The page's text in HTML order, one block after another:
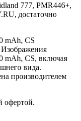
777, PMR446+,
достаточно
mAh, CS
mAh, CS, включая
вида.
производителем
офертой.